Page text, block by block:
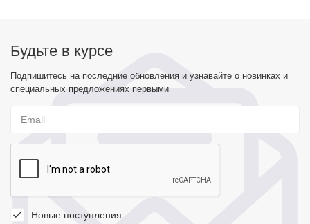
Будьте в курсе
Подпишитесь на последние обновления и узнавайте о новинках и
специальных предложениях первыми
Новые поступления